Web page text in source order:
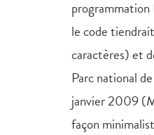
le code
caractères) et
Parc national
janvier 2009
façon